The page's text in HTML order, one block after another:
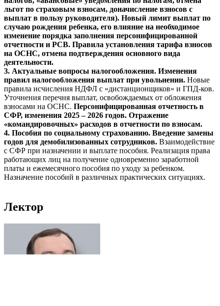
льгот по страховым взносам, доначисление взносов с
выплат в пользу руководителя). Новый лимит выплат по
случаю рождения ребенка, его влияние на необходимое
изменение порядка заполнения персонифицированной
отчетности и РСВ. Правила установления тарифа взносов
на ОСНС, отмена подтверждения основного вида
деятельности.
3. Актуальные вопросы налогообложения. Изменения
правил налогообложения выплат при увольнении. Новые
правила исчисления НДФЛ с «дистанционщиков» и ГПД-ков.
Уточнения перечня выплат, освобождаемых от обложения
взносами на ОСНС. Персонифицированная отчетность в
СФР, изменения 2025 – 2026 годов. Отражение
«командировочных» расходов в отчетности по взносам.
4. Пособия по социальному страхованию. Введение замены
годов для демобилизованных сотрудников. Взаимодействие
с СФР при назначении и выплате пособия. Реализация права
работающих лиц на получение одновременно заработной
платы и ежемесячного пособия по уходу за ребенком.
Назначение пособий в различных практических ситуациях.
Лектор